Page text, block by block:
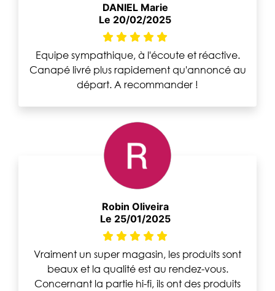
DANIEL Marie
Le 20/02/2025
Equipe sympathique, à l'écoute et réactive.
Canapé livré plus rapidement qu'annoncé au
départ. A recommander !
Robin Oliveira
Le 25/01/2025
Vraiment un super magasin, les produits sont
beaux et la qualité est au rendez-vous.
Concernant la partie hi-fi, ils ont des produits